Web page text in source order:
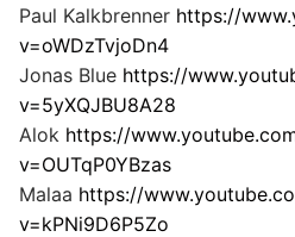
Paul Kalkbrenner https://
v=oWDzTvjoDn4
Jonas Blue https://
v=5yXQJBU8A28
Alok https://
v=OUTqP0YBzas
Malaa https://
v=kPNi9D6P5Zo